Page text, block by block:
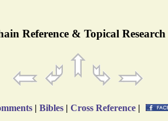
Reference & Topical Research
| Bibles | Cross Reference |